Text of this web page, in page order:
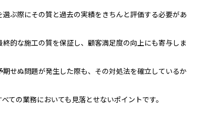
ぶ際にその質と過去の実績をきちんと評価する必要があ
的な施工の質を保証し、顧客満足度の向上にも寄与しま
せぬ問題が発生した際も、その対処法を確立しているか
ての業務においても見落とせないポイントです。